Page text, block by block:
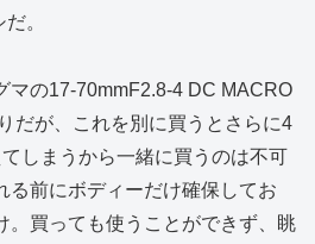
。
マの17-70mmF2.8-4 DC MACRO
だが、これを別に買うとさらに4
しまうから一緒に買うのは不可
る前にボディーだけ確保してお
。買っても使うことができず、眺